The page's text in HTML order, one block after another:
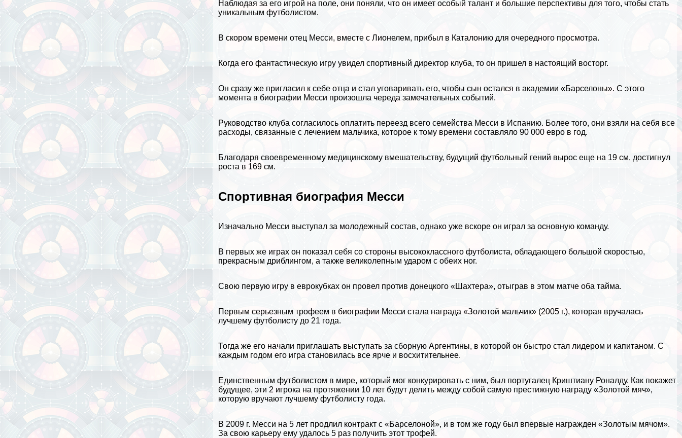
Наблюдая за его игрой на поле, они поняли, что он имеет особый талант и большие перспективы для того, чтобы стать
уникальным футболистом.
В скором времени отец Месси, вместе с Лионелем, прибыл в Каталонию для очередного просмотра.
Когда его фантастическую игру увидел спортивный директор клуба, то он пришел в настоящий восторг.
Он сразу же пригласил к себе отца и стал уговаривать его, чтобы сын остался в академии «Барселоны». С этого
момента в биографии Месси произошла череда замечательных событий.
Руководство клуба согласилось оплатить переезд всего семейства Месси в Испанию. Более того, они взяли на себя все
расходы, связанные с лечением мальчика, которое к тому времени составляло 90 000 евро в год.
Благодаря своевременному медицинскому вмешательству, будущий футбольный гений вырос еще на 19 см, достигнул
роста в 169 см.
Спортивная биография Месси
Изначально Месси выступал за молодежный состав, однако уже вскоре он играл за основную комaнду.
В первых же играх он показал себя со стороны высококлассного футболиста, обладающего большой скоростью,
прекрасным дриблингом, а также великолепным ударом с обеих ног.
Свою первую игру в еврокубках он провел против донецкого «Шахтера», отыграв в этом матче оба тайма.
Первым серьезным трофеем в биографии Месси стала награда «Золотой мальчик» (2005 г.), которая вручалась
лучшему футболисту до 21 года.
Тогда же его начали приглашать выступать за сборнуюАргентины, в которой он быстро стал лидером и капитаном. С
каждым годом его игра становилась все ярче и восхитительнее.
Единственным футболистом в мире, который мог конкурировать с ним, был португалец Криштиану Роналду. Как покажет
будущее, эти 2 игрока на протяжении 10 лет будут делить между собой самую престижную награду «Золотой мяч»,
которую вручают лучшему футболисту года.
В 2009 г. Месси на 5 лет продлил контpaкт с «Барселоной», и в том же году был впервые награжден «Золотым мячом».
За свою карьеру ему удалось 5 раз получить этот трофей.